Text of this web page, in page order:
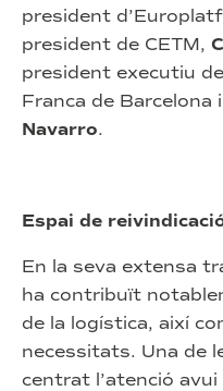
president
president de CETM,
president executiu
Franca de Barcelona
Navarro.
Espai de
En la seva extensa
ha contribuït
de la logística, així
necessitats. Una de
centrat l’atenció avui